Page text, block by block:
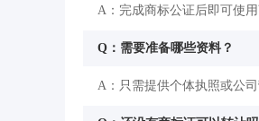
A：完成商标公证后即可使
Q：需要准备哪些资料？
A：只需提供个体执照或公